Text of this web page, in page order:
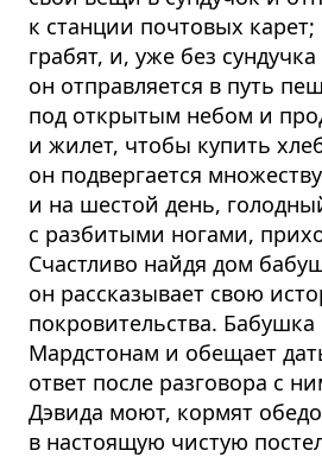
к станции почтовых карет;
грабят, и, уже без
он отправляется в путь
под открытым небом и
и жилет, чтобы купить
он подвергается
и на шестой день,
с разбитыми ногами,
Счастливо найдя дом
он рассказывает свою
покровительства.
Мардстонам и обещает
ответ после разговора с
Дэвида моют, кормят
в настоящую чистую